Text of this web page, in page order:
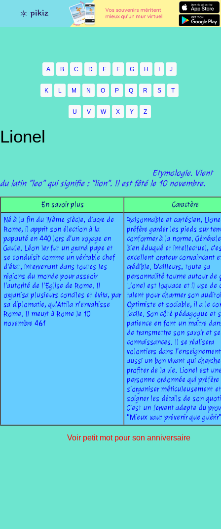
A B C D E F G H I J
K L M N O P Q R S T
U V W X Y Z
Lionel
Etymologie. Vient
du latin "leo" qui signifie : "lion". Il est fêté le 10 novembre.
En savoir plus
Caractère
Né à la fin du IVème siècle, diacre de
Rome, il apprit son élection à la
papauté en 440 lors d'un voyage en
Gaule. Léon Ier fut un grand pape et
se conduisit comme un véritable chef
d'état, intervenant dans toutes les
régions du monde pour asseoir
l'autorité de l'Eglise de Rome. Il
organisa plusieurs conciles et évita, par
sa diplomatie, qu'Attila n'envahisse
Rome. Il meurt à Rome le 10
novembre 461
Raisonnable et cartésien,
préfère garder les pieds sur
conformer à la norme.
bien éduqué et intellectuel,
excellent orateur convaincant
crédible. D'ailleurs, toute sa
personnalité tourne autour de
Lionel est loquace et il use de
talent pour charmer son
Optimiste et sociable, il a le
facile. Son côté pédagogue et
patience en font un maître
de transmettre son savoir et
connaissances. Il se réalisera
volontiers dans
aussi un bon vivant qui
profiter de la vie. Lionel est
personne ordonnée qui préfère
s'organiser méticuleusement et
soigner les détails de son
C'est un fervent adepte du
"Mieux vaut prévenir que guérir"
Voir petit mot pour son anniversaire